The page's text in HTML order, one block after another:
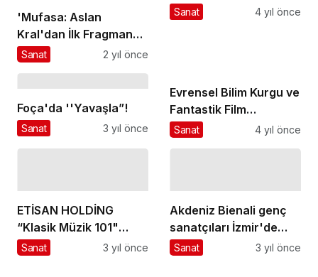
'Mufasa: Aslan
Kral'dan İlk Fragman
Yayınlandı
Sanat 2 yıl önce
Şanlıurfa’da
Sanat 4 yıl önce
Foça'da ''Yavaşla”!
Sanat 3 yıl önce
Evrensel Bilim Kurgu ve
Fantastik Film
Festivali’nin Dijital
Sanat 4 yıl önce
ETİSAN HOLDİNG
“Klasik Müzik 101"
Projesini Hayata
Sanat 3 yıl önce
Akdeniz Bienali genç
sanatçıları İzmir'de
buluşturacak
Sanat 3 yıl önce